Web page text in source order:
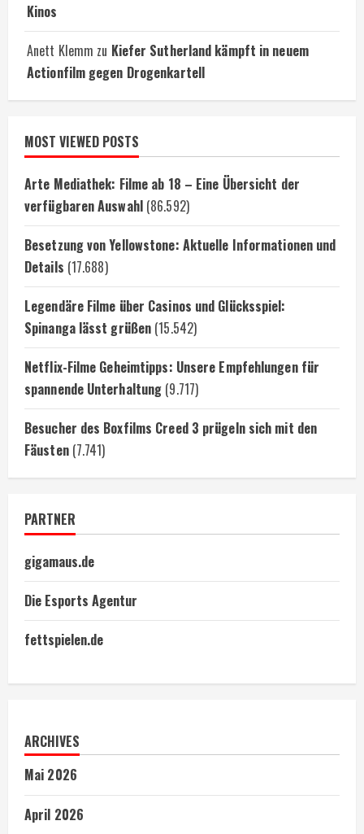
Kinos
Anett Klemm zu Kiefer Sutherland kämpft in neuem
Actionfilm gegen Drogenkartell
MOST VIEWED POSTS
Arte Mediathek: Filme ab 18 – Eine Übersicht der
verfügbaren Auswahl (86.592)
Besetzung von Yellowstone: Aktuelle Informationen und
Details (17.688)
Legendäre Filme über Casinos und Glücksspiel:
Spinanga lässt grüßen (15.542)
Netflix-Filme Geheimtipps: Unsere Empfehlungen für
spannende Unterhaltung (9.717)
Besucher des Boxfilms Creed 3 prügeln sich mit den
Fäusten (7.741)
PARTNER
gigamaus.de
Die Esports Agentur
fettspielen.de
ARCHIVES
Mai 2026
April 2026